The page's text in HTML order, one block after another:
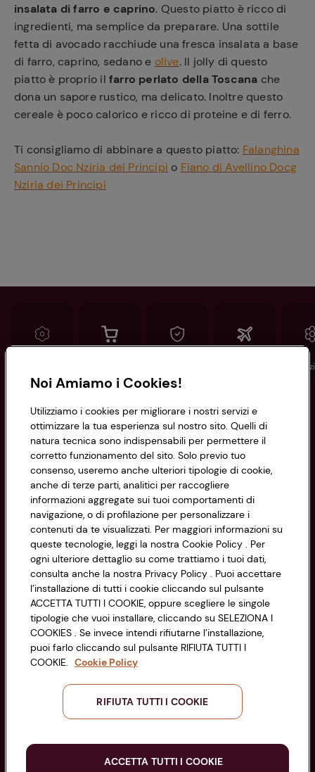
insalata di farro e caprino. Questo piatto è ricco di
ingredienti, ma semplice da preparare. Una sottile
fetta di avocado racchiude una fresca insalata a base
di farro, caprino, sedano e olive. Il jolly di questo
piatto è proprio il farro perlato della Toscana che
dona un sapore rustico, ma delicato. Inoltre questo
cereale è poco calorico e ricco di proteine e di ferro.
Ti consigliamo di abbinare a questo piatto: Falanghina
Sannio Doc Nziria dei Principi o Fiano di Avellino Docg
Nziria dei Principi
Informazioni
Privacy Policy
Cookie Policy
Impostazioni Cookie
Accessibilità
CONAD SOCIETÀ COOPERATIVA
Via Michelino, 59 | 40127 BOLOGNA
Codice Fiscale e Registro Imprese
di Bologna 00865960157
PARTITA IVA 03320960374
Servizio clienti
Seguici sui Social:
Scarica l'app
Noi Amiamo i Cookies!
Utilizziamo i cookies per migliorare i nostri servizi e
ottimizzare la tua esperienza sul nostro sito. Quelli di
natura tecnica sono indispensabili per permettere il
corretto funzionamento del sito. Solo previo tuo
consenso, useremo anche ulteriori tipologie di cookie,
anche di terze parti, analitici per raccogliere
informazioni aggregate sui tuoi comportamenti di
navigazione, o di profilazione per personalizzare i
contenuti da te visualizzati. Per maggiori informazioni su
queste tecnologie, leggi la nostra Cookie Policy . Per
ogni ulteriore dettaglio su come trattiamo i tuoi dati,
consulta anche la nostra Privacy Policy . Puoi accettare
l’installazione di tutti i cookie cliccando sul pulsante
ACCETTA TUTTI I COOKIE, oppure scegliere le singole
tipologie che vuoi installare, cliccando su SELEZIONA I
COOKIES . Se invece intendi rifiutarne l’installazione,
puoi farlo cliccando sul pulsante RIFIUTA TUTTI I
COOKIE. Cookie Policy
RIFIUTA TUTTI I COOKIE
ACCETTA TUTTI I COOKIE